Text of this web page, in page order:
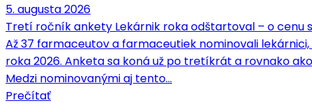
5. augusta 2026
Tretí ročník ankety Lekárnik roka odštartoval – o cenu
Až 37 farmaceutov a farmaceutiek nominovali
roka 2026. Anketa sa koná už po tretíkrát a rovnako
Medzi nominovanými aj tento…
Prečítať